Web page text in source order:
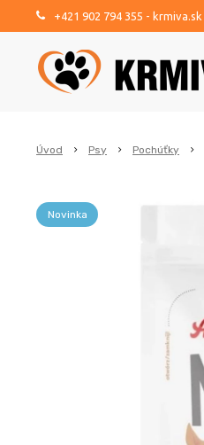
+421 902 794 355 - krmiva.sk
Úvod Psy Pochúťky
Novinka